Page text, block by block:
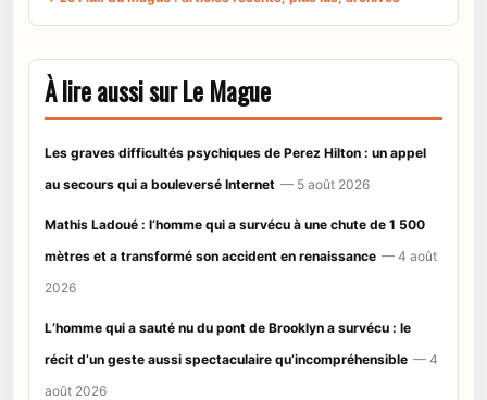
À lire aussi sur Le Mague
Les graves difficultés psychiques de Perez Hilton : un appel
au secours qui a bouleversé Internet — 5 août 2026
Mathis Ladoué : l’homme qui a survécu à une chute de 1 500
mètres et a transformé son accident en renaissance — 4 août
2026
L’homme qui a sauté nu du pont de Brooklyn a survécu : le
récit d’un geste aussi spectaculaire qu’incompréhensible — 4
août 2026